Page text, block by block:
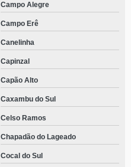
Campo Alegre
Campo Erê
Canelinha
Capinzal
Capão Alto
Caxambu do Sul
Celso Ramos
Chapadão do Lageado
Cocal do Sul